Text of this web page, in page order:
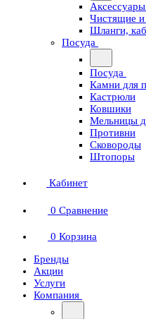
Чистящие
Шланги,
Посуда
Посуда
Камни для
Кастрюли
Ковшики
Мельницы
Противни
Сковороды
Штопоры
Кабинет
0 Сравнение
0 Корзина
Бренды
Акции
Услуги
Компания